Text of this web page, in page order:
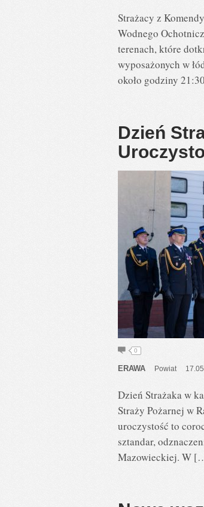
Strażacy z
Wodnego
terenach, które
wyposażonych w
około godziny
Dzień
0
ERAWA Powiat
Dzień Strażaka w
Straży Pożarnej w
uroczystość to
sztandar,
Mazowieckiej. W